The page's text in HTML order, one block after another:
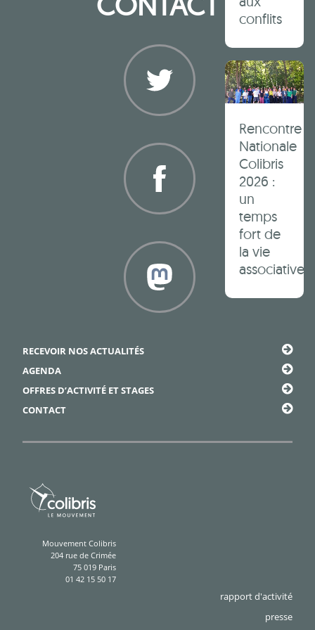
conflits
Rencontre
Nationale
Colibris
2026 :
un
temps
fort de
la vie
associative
Mouvement Colibris
204 rue de Crimée
75 019 Paris
01 42 15 50 17
RECEVOIR NOS ACTUALITÉS
AGENDA
OFFRES D’ACTIVITÉ ET STAGES
CONTACT
rapport d'activité
presse